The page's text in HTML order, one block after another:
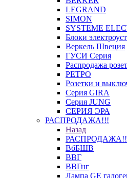
LEGRAND
SIMON
SYSTEME
Блоки
Веркель Швеция
ГУСИ Серия
Распродажа
РЕТРО
Розетки и
Серия GIRA
Серия JUNG
СЕРИЯ ЭРА
РАСПРОДАЖА!!!
Назад
ВбБШВ
ВВГ
ВВГнг
Лампа GE